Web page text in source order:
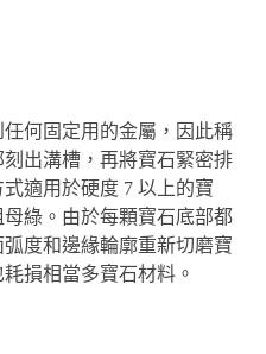
何固定用的金屬，因此稱
出溝槽，再將寶石緊密排
適用於硬度 7 以上的寶
綠。由於每顆寶石底部都
度和邊緣輪廓重新切磨寶
損相當多寶石材料。